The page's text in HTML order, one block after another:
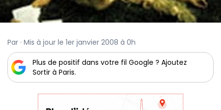
Par · Mis à jour le 1er janvier 2008 à 0h
Plus de positif dans votre fil Google ? Ajoutez
Sortir à Paris.